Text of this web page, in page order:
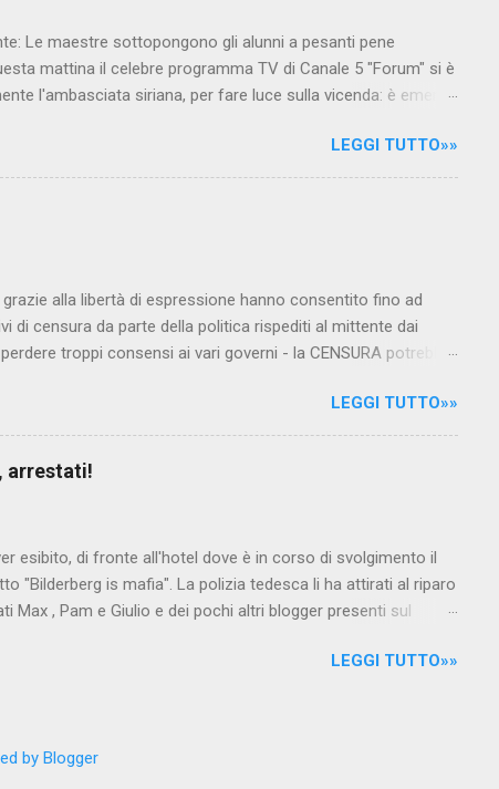
Le maestre sottopongono gli alunni a pesanti pene
mattina il celebre programma TV di Canale 5 "Forum" si è
l'ambasciata siriana, per fare luce sulla vicenda: è emerso
IL SERVIZIO . staff nocensura.com Condividi su Facebook
LEGGI TUTTO»»
alla libertà di espressione hanno consentito fino ad
di censura da parte della politica rispediti al mittente dai
troppi consensi ai vari governi - la CENSURA potrebbe
l'altro il momento è proprizio perché al governo non c'è più
di Renzi messo li per mettere la faccia su quelle misure
sconvenienti , dai miliardi da sborsare per le banche allo
è tornato a casa, a farsi riprendere mentre fa la spesa come
LEGGI TUTTO»»
arrestati!
esibito, di fronte all'hotel dove è in corso di svolgimento il
"Bilderberg is mafia". La polizia tedesca li ha attirati al riparo
Max , Pam e Giulio e dei pochi altri blogger presenti sul
raccontano i nostri amici inviati durante l'ultimo
"Bilderberg is mafia", arrestati!
cartello-bilderberg-is-mafia-arrestati/ Per garantire la
LEGGI TUTTO»»
by Blogger